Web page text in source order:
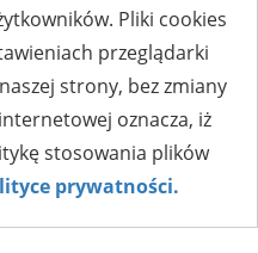
Pliki cookies
przeglądarki
strony, bez zmiany
oznacza, iż
stosowania plików
prywatności.